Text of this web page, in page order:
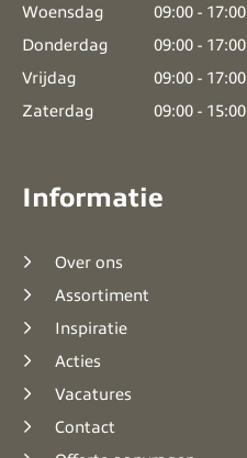
Woensdag
09:00 - 17:00
Donderdag
09:00 - 17:00
Vrijdag
09:00 - 17:00
Zaterdag
09:00 - 15:00
Informatie
Over ons
Assortiment
Inspiratie
Acties
Vacatures
Contact